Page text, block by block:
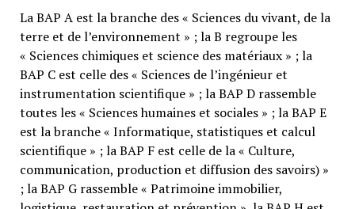
La BAP A est la branche des « Sciences du vivant, de la
terre et de l’environnement » ; la B regroupe les
« Sciences chimiques et science des matériaux » ; la
BAP C est celle des « Sciences de l’ingénieur et
instrumentation scientifique » ; la BAP D rassemble
toutes les « Sciences humaines et sociales » ; la BAP E
est la branche « Informatique, statistiques et calcul
scientifique » ; la BAP F est celle de la « Culture,
communication, production et diffusion des savoirs) »
; la BAP G rassemble « Patrimoine immobilier,